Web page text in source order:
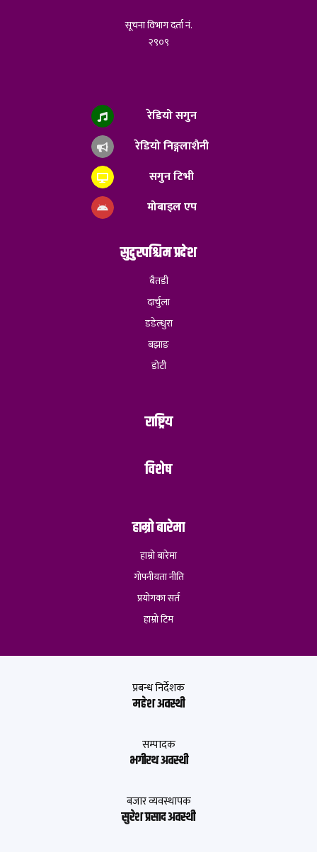
सूचना विभाग दर्ता नं.
२९०९
रेडियो सगुन
रेडियो निङ्गलाशैनी
सगुन टिभी
मोबाइल एप
सुदुरपश्चिम प्रदेश
बैतडी
दार्चुला
डडेल्धुरा
बझाङ
डोटी
राष्ट्रिय
विशेष
हाम्रो बारेमा
हाम्रो बारेमा
गोपनीयता नीति
प्रयोगका सर्त
हाम्रो टिम
प्रबन्ध निर्देशक
महेश अवस्थी
सम्पादक
भगीरथ अवस्थी
बजार व्यवस्थापक
सुरेश प्रसाद अवस्थी